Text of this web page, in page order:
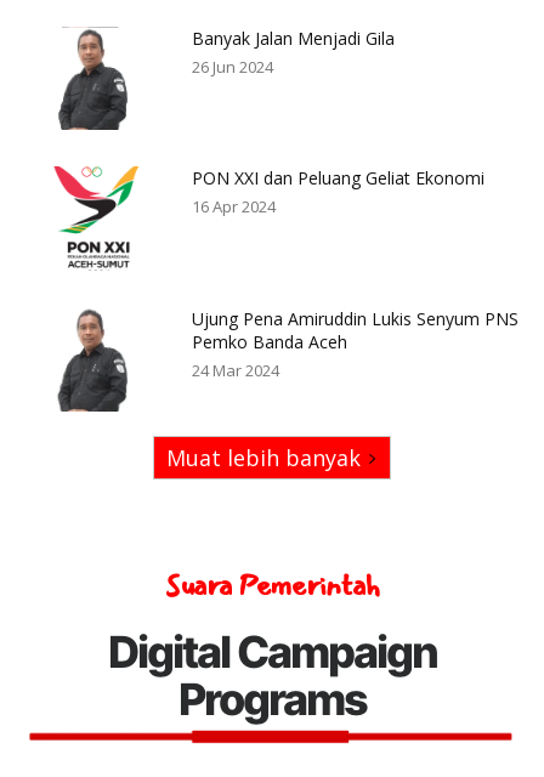
Banyak Jalan Menjadi Gila
26 Jun 2024
PON XXI dan Peluang Geliat Ekonomi
16 Apr 2024
Ujung Pena Amiruddin Lukis Senyum PNS
Pemko Banda Aceh
24 Mar 2024
Muat lebih banyak
Suara Pemerintah
Digital Campaign
Programs